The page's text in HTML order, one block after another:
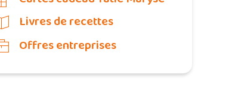
Livres de recettes
Offres entreprises